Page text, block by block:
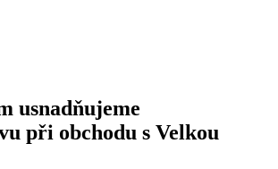
usnadňujeme
při obchodu s Velkou